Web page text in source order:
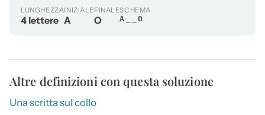
LUNGHEZZA
4 lettere
INIZIALE
A
FINALE
O
SCHEMA
A__O
Altre definizioni con questa soluzione
Una scritta sul collo